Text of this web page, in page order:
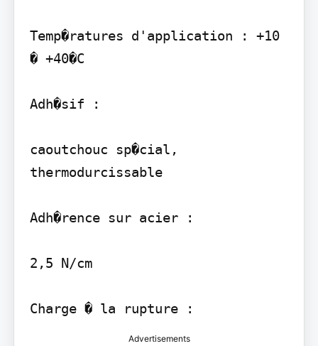
Temp�ratures d'application : +10
� +40�C
Adh�sif :
caoutchouc sp�cial,
thermodurcissable
Adh�rence sur acier :
2,5 N/cm
Charge � la rupture :
Advertisements